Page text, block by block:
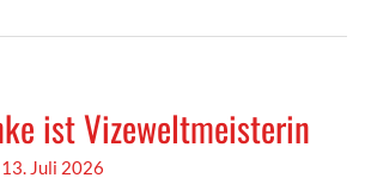
ist Vizeweltmeisterin
13. Juli 2026